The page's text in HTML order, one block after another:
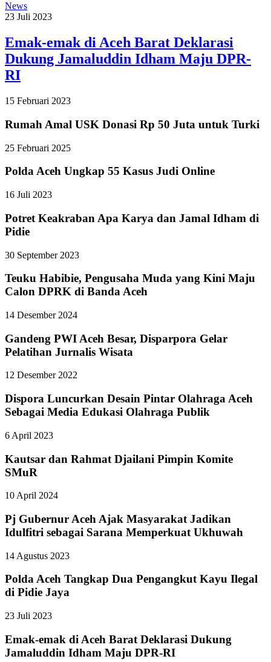
News
23 Juli 2023
Emak-emak di Aceh Barat Deklarasi
Dukung Jamaluddin Idham Maju DPR-
RI
15 Februari 2023
Rumah Amal USK Donasi Rp 50 Juta untuk Turki
25 Februari 2025
Polda Aceh Ungkap 55 Kasus Judi Online
16 Juli 2023
Potret Keakraban Apa Karya dan Jamal Idham di
Pidie
30 September 2023
Teuku Habibie, Pengusaha Muda yang Kini Maju
Calon DPRK di Banda Aceh
14 Desember 2024
Gandeng PWI Aceh Besar, Disparpora Gelar
Pelatihan Jurnalis Wisata
12 Desember 2022
Dispora Luncurkan Desain Pintar Olahraga Aceh
Sebagai Media Edukasi Olahraga Publik
6 April 2023
Kautsar dan Rahmat Djailani Pimpin Komite
SMuR
10 April 2024
Pj Gubernur Aceh Ajak Masyarakat Jadikan
Idulfitri sebagai Sarana Memperkuat Ukhuwah
14 Agustus 2023
Polda Aceh Tangkap Dua Pengangkut Kayu Ilegal
di Pidie Jaya
23 Juli 2023
Emak-emak di Aceh Barat Deklarasi Dukung
Jamaluddin Idham Maju DPR-RI